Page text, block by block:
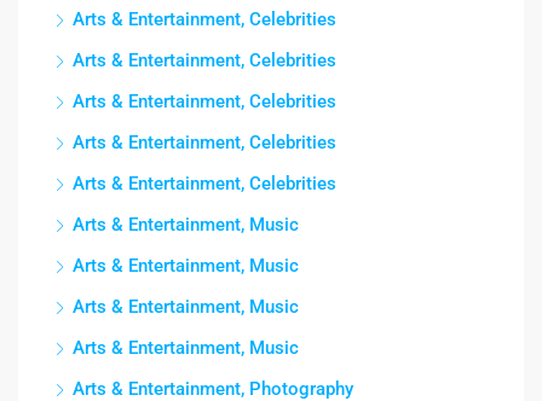
Arts & Entertainment, Celebrities
Arts & Entertainment, Celebrities
Arts & Entertainment, Celebrities
Arts & Entertainment, Celebrities
Arts & Entertainment, Celebrities
Arts & Entertainment, Music
Arts & Entertainment, Music
Arts & Entertainment, Music
Arts & Entertainment, Music
Arts & Entertainment, Photography